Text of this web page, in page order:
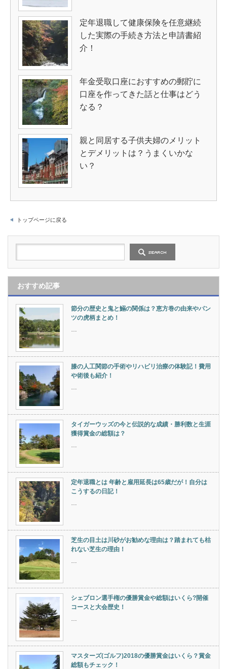
定年退職して健康保険を任意継続
した実際の手続き方法と申請書紹
介！
年金受取口座におすすめの郵貯に
口座を作ってきた話と仕事はどう
なる？
親と同居する子供夫婦のメリット
とデメリットは？うまくいかな
い？
トップページに戻る
おすすめ記事
節分の歴史と鬼と鰯の関係は？恵方巻の由来やパン
ツの虎柄まとめ！
…
膝の人工関節の手術やリハビリ治療の体験記！費用
や術後も紹介！
…
タイガーウッズの今と伝説的な成績・勝利数と生涯
獲得賞金の総額は？
…
定年退職とは 年齢と雇用延長は65歳だが！自分は
こうするの日記！
…
芝生の目土は川砂がお勧めな理由は？踏まれても枯
れない芝生の理由！
…
シェブロン選手権の優勝賞金や総額はいくら?開催
コースと大会歴史！
…
マスターズ(ゴルフ)2018の優勝賞金はいくら？賞金
総額もチェック！